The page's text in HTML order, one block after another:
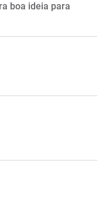
boa ideia para